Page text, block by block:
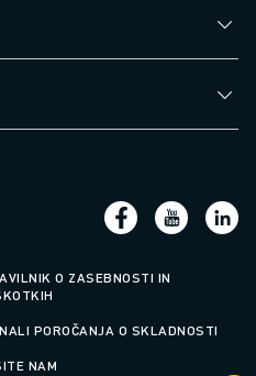
O ZASEBNOSTI IN
POROČANJA O SKLADNOSTI
NAM